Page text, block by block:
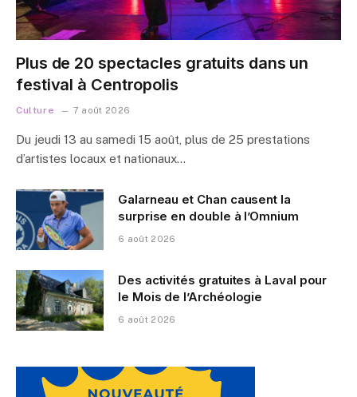
Plus de 20 spectacles gratuits dans un
festival à Centropolis
Culture 7 août 2026
Du jeudi 13 au samedi 15 août, plus de 25 prestations
d’artistes locaux et nationaux…
Galarneau et Chan causent la
surprise en double à l’Omnium
6 août 2026
Des activités gratuites à Laval pour
le Mois de l’Archéologie
6 août 2026